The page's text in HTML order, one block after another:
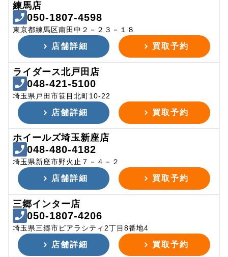
練馬店
050-1807-4598
東京都練馬区南田中２－２３－１８
店舗詳細 買取予約
ライダース北戸田店
048-421-5100
埼玉県戸田市笹目北町10-22
店舗詳細 買取予約
ホイールズ埼玉新座店
048-480-4182
埼玉県新座市野火止７－４－２
店舗詳細 買取予約
三郷インター店
050-1807-4206
埼玉県三郷市ピアラシティ2丁目8番地4
店舗詳細 買取予約